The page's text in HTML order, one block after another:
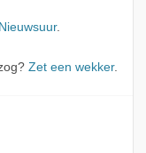
Nieuwsuur.
Zet een wekker.